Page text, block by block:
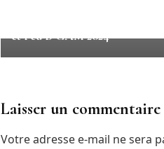
et Fed B GAM 2024
Laisser un commentaire
Votre adresse e-mail ne sera